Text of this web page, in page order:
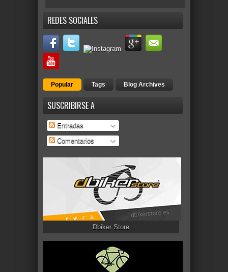
REDES SOCIALES
Popular Tags Blog Archives
SUSCRIBIRSE A
Entradas
Comentarios
Dbiker Store